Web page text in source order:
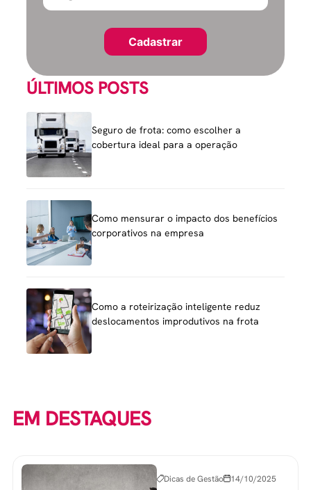
ÚLTIMOS POSTS
Seguro de frota: como escolher a
cobertura ideal para a operação
Como mensurar o impacto dos benefícios
corporativos na empresa
Como a roteirização inteligente reduz
deslocamentos improdutivos na frota
EM DESTAQUES
Dicas de Gestão 14/10/2025